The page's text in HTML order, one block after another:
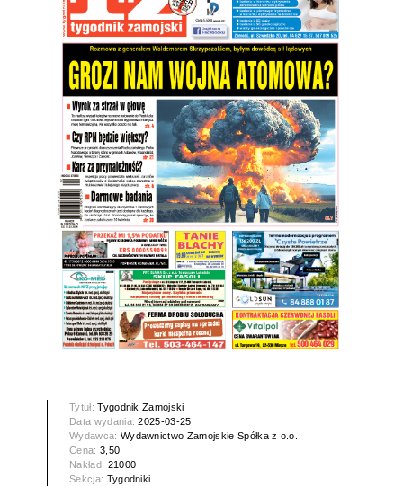
Tytuł:Tygodnik Zamojski
Data wydania:2025-03-25
Wydawca: Wydawnictwo Zamojskie Spółka z o.o.
Cena: 3,50
Nakład: 21000
Sekcja: Tygodniki